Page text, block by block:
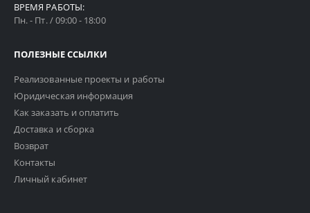
ВРЕМЯ РАБОТЫ:
Пн. - Пт. / 09:00 - 18:00
ПОЛЕЗНЫЕ ССЫЛКИ
Реализованные проекты и работы
Юридическая информация
Как заказать и оплатить
Доставка и сборка
Возврат
Контакты
Личный кабинет